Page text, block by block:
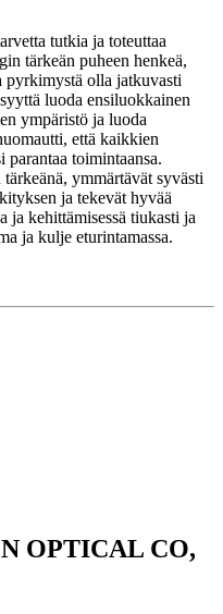
tutkia ja toteuttaa
tärkeän puheen henkeä,
pyrkimystä olla jatkuvasti
luoda ensiluokkainen
ympäristö ja luoda
että kaikkien
parantaa toimintaansa.
ymmärtävät syvästi
ja tekevät hyvää
ja kehittämisessä tiukasti ja
ja kulje eturintamassa.
OPTICAL CO,